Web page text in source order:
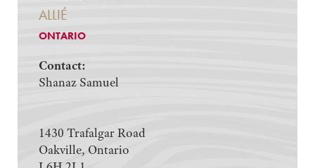
ALLIÉ
ONTARIO
Contact:
Shanaz Samuel
1430 Trafalgar Road
Oakville, Ontario